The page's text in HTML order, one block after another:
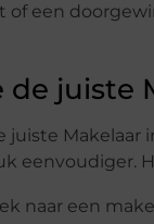
of een
de juiste
juiste
eenvoudiger.
naar een